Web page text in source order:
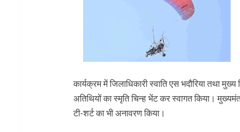
कार्यक्रम में जिलाधिकारी स्वाति एस भदौरिया तथा
अतिथियों का स्मृति चिन्ह भेंट कर स्वागत किया।
टी-शर्ट का भी अनावरण किया।